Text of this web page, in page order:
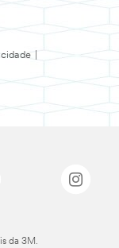
da 3M.